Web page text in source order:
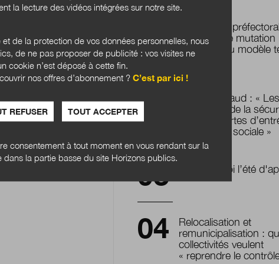
La fonction
miroir d'une mutation
assumée du modèle
?
Cédric Renaud : «
territoriaux de la
une des portes
la cohésion sociale »
Souviens-toi l’été
Relocalisation et
remunicipalisation :
collectivités veulent
« reprendre le
la lecture des vidéos intégrées sur notre site.
de la protection de vos données personnelles, nous
de ne pas proposer de publicité : vos visites ne
cookie n’est déposé à cette fin.
nos offres d’abonnement ? C’est par ici !
REFUSER TOUT ACCEPTER
consentement à tout moment en vous rendant sur la
dans la partie basse du site Horizons publics.